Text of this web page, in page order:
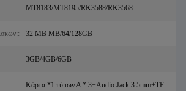
MT8183/MT8195/RK3588/RK3568
32 ΜΒ ΜΒ/64/128GB
3GB/4GB/6GB
Κάρτα *1 τύπων Α * 3+Audio Jack 3.5mm+TF